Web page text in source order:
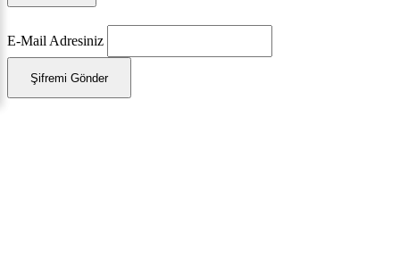
E-Mail Adresiniz
Şifremi Gönder